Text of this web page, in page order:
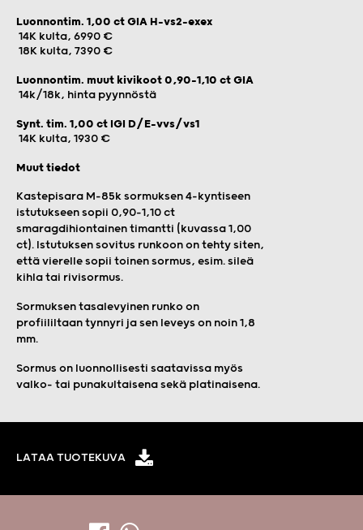
Luonnontim. 1,00 ct GIA H-vs2-exex
14K kulta, 6990 €
18K kulta, 7390 €
Luonnontim. muut kivikoot 0,90-1,10 ct GIA
14k/18k, hinta pyynnöstä
Synt. tim. 1,00 ct IGI D/E-vvs/vs1
14K kulta, 1930 €
Muut tiedot
Kastepisara M-85k sormuksen 4-kyntiseen
istutukseen sopii 0,90–1,10 ct
smaragdihiontainen timantti (kuvassa 1,00
ct). Istutuksen sovitus runkoon on tehty siten,
että vierelle sopii toinen sormus, esim. sileä
kihla tai rivisormus.
Sormuksen tasalevyinen runko on
profiililtaan tynnyri ja sen leveys on noin 1,8
mm.
Sormus on luonnollisesti saatavissa myös
valko- tai punakultaisena sekä platinaisena.
LATAA TUOTEKUVA